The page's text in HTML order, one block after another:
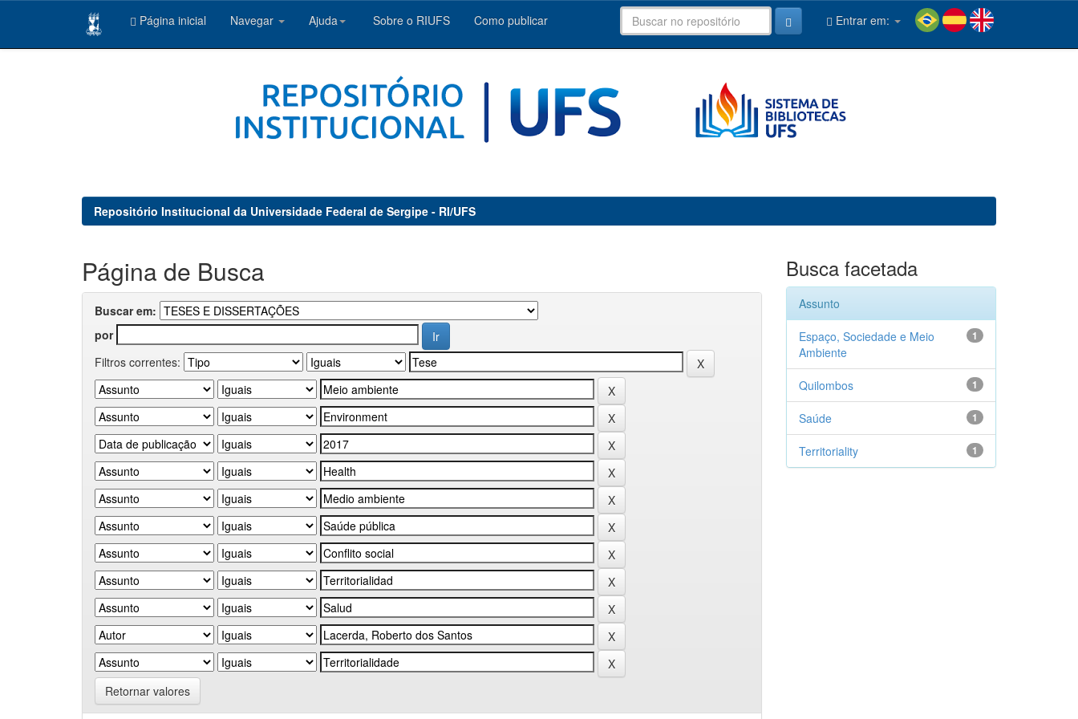
Página inicial Navegar Ajuda Sobre o RIUFS Como publicar Entrar em:
Repositório Institucional da Universidade Federal de Sergipe - RI/UFS
Página de Busca
Buscar em:
por
Filtros correntes:
Retornar valores
Busca facetada
Assunto
1
Espaço, Sociedade e Meio
Ambiente
1
Quilombos
1
Saúde
1
Territoriality